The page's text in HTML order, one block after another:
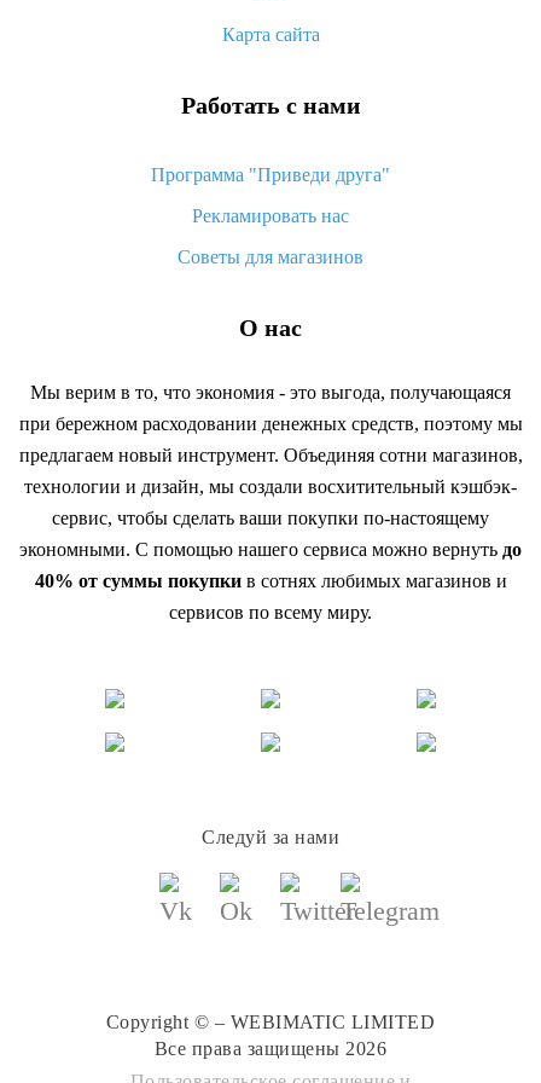
Карта сайта
Работать с нами
Программа "Приведи друга"
Рекламировать нас
Советы для магазинов
О нас
Мы верим в то, что экономия - это выгода, получающаяся
при бережном расходовании денежных средств, поэтому мы
предлагаем новый инструмент. Объединяя сотни магазинов,
технологии и дизайн, мы создали восхитительный кэшбэк-
сервис, чтобы сделать ваши покупки по-настоящему
экономными. С помощью нашего сервиса можно вернуть до
40% от суммы покупкив сотнях любимых магазинов и
сервисов по всему миру.
Следуй за нами
Copyright © – WEBIMATIC LIMITED
Все права защищены 2026